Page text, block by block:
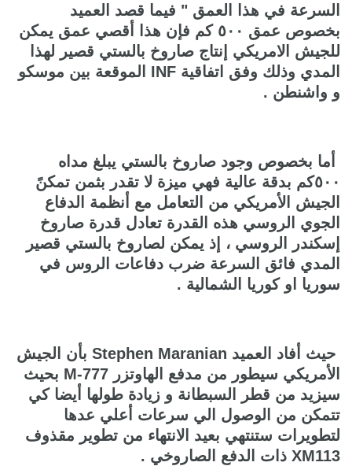
السرعة في هذا العمق " فيما قصد العميد
بخصوص عمق ٥٠٠ كم فإن هذا أقصي عمق يمكن
للجيش الامريكي إنتاج صاروخ بالستي قصير لهذا
المدي وذلك وفق اتفاقية INF الموقعة بين موسكو
و واشنطن .
أما بخصوص وجود صاروخ بالستي يبلغ مداه
٥٠٠كم بدقة عالية فهي ميزة لا تقدر بثمن تمكنً
الجيش الأمريكي من التعامل مع أنظمة الدفاع
الجوي الروسي هذه القدرة تعادل قدرة صاروخ
إسكندر الروسي ، إذ يمكن لصاروخ بالستي قصير
المدي فائق السرعة ضرب دفاعات الروس في
سوريا او كوريا الشمالية .
حيث أفاد العميد Stephen Maranian بأن الجيش
الأمريكي سيطور من مدفع الهاوتزر M-777 بحيث
سيزيد من قطر السبطانة و زيادة طولها أيضا كي
تتمكن من الوصول الي سرعات أعلي عدها
لتطويرات ستنتهي بعيد الانتهاء من تطوير مقذوف
XM113 ذات الدفع الصاروخي .